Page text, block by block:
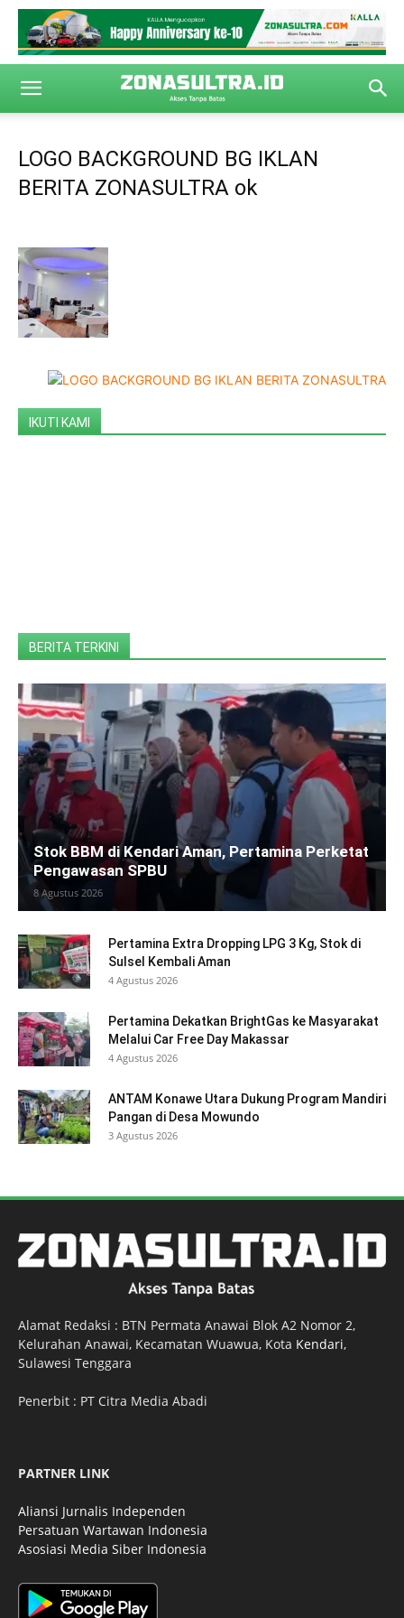
LOGO BACKGROUND BG IKLAN
BERITA ZONASULTRA ok
IKUTI KAMI
BERITA TERKINI
Stok BBM di Kendari Aman, Pertamina Perketat
Pengawasan SPBU
8 Agustus 2026
Pertamina Extra Dropping LPG 3 Kg, Stok di
Sulsel Kembali Aman
4 Agustus 2026
Pertamina Dekatkan BrightGas ke Masyarakat
Melalui Car Free Day Makassar
4 Agustus 2026
ANTAM Konawe Utara Dukung Program Mandiri
Pangan di Desa Mowundo
3 Agustus 2026
Alamat Redaksi : BTN Permata Anawai Blok A2 Nomor 2,
Kelurahan Anawai, Kecamatan Wuawua, Kota Kendari,
Sulawesi Tenggara
Penerbit : PT Citra Media Abadi
PARTNER LINK
Aliansi Jurnalis Independen
Persatuan Wartawan Indonesia
Asosiasi Media Siber Indonesia